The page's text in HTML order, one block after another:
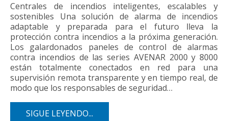
Centrales de incendios inteligentes, escalables y
sostenibles Una solución de alarma de incendios
adaptable y preparada para el futuro lleva la
protección contra incendios a la próxima generación.
Los galardonados paneles de control de alarmas
contra incendios de las series AVENAR 2000 y 8000
están totalmente conectados en red para una
supervisión remota transparente y en tiempo real, de
modo que los responsables de seguridad…
SIGUE LEYENDO...